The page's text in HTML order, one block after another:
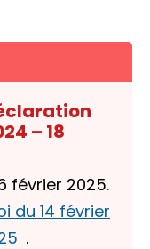
– 18
février 2025.
du 14 février
.